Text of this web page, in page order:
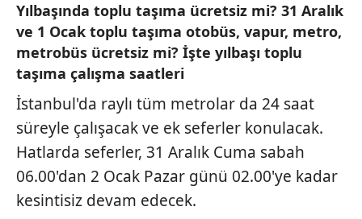
Yılbaşında toplu taşıma ücretsiz mi? 31 Aralık
ve 1 Ocak toplu taşıma otobüs, vapur, metro,
metrobüs ücretsiz mi? İşte yılbaşı toplu
taşıma çalışma saatleri
İstanbul'da raylı tüm metrolar da 24 saat
süreyle çalışacak ve ek seferler konulacak.
Hatlarda seferler, 31 Aralık Cuma sabah
06.00'dan 2 Ocak Pazar günü 02.00'ye kadar
kesintisiz devam edecek.